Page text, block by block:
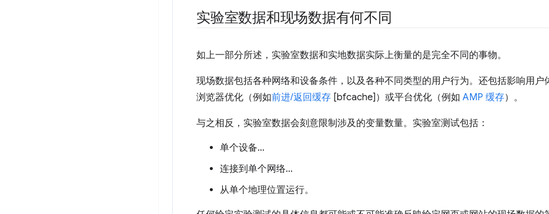
实验室数据和现场数据有何不同
如上一部分所述，实验室数据和实地数据实际上衡量的是完全不同的事物。
现场数据包括各种网络和设备条件，以及各种不同类型的用户行为。还包括影响用户
浏览器优化（例如前进/返回缓存 [bfcache]）或平台优化（例如 AMP 缓存）。
与之相反，实验室数据会刻意限制涉及的变量数量。实验室测试包括：
单个设备…
连接到单个网络…
从单个地理位置运行。